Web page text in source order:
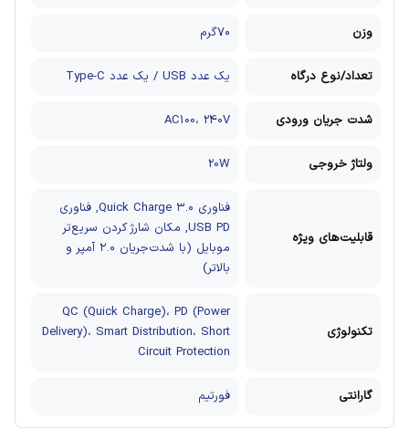
وزن ۷۰گرم
تعداد/نوع درگاه یک عدد USB / یک عدد Type-C
شدت جریان ورودی AC100، 240V
ولتاژ خروجی 20W
قابلیت‌های ویژه
فناوری Quick Charge ۳.۰, فناوری
USB PD, مکان شارژ کردن سریع‌تر
موبایل (با شدت‌جریان ۲.۰ آمپر و
بالاتر)
تکنولوژی
QC (Quick Charge)، PD (Power
Delivery)، Smart Distribution، Short
Circuit Protection
گارانتی فورتیم